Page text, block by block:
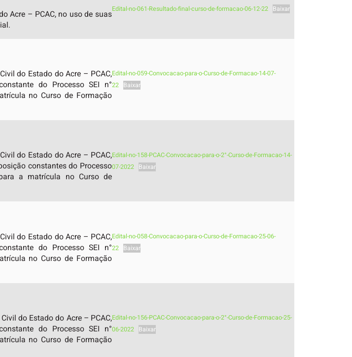
Acre – PCAC, no uso de suasEdital-no-061-Resultado-final-curso-de-formacao-06-12-22 Baixar
do Estado do Acre – PCAC,
do Processo SEI n°
no Curso de Formação
Edital-no-059-Convocacao-para-o-Curso-de-Formacao-14-07-
22 Baixar
do Estado do Acre – PCAC,
constantes do Processo
a matrícula no Curso de
Edital-no-158-PCAC-Convocacao-para-o-2°-Curso-de-Formacao-14-
07-2022 Baixar
do Estado do Acre – PCAC,
do Processo SEI n°
no Curso de Formação
Edital-no-058-Convocacao-para-o-Curso-de-Formacao-25-06-
22 Baixar
do Estado do Acre – PCAC,
do Processo SEI n°
no Curso de Formação
Edital-no-156-PCAC-Convocacao-para-o-2°-Curso-de-Formacao-25-
06-2022 Baixar